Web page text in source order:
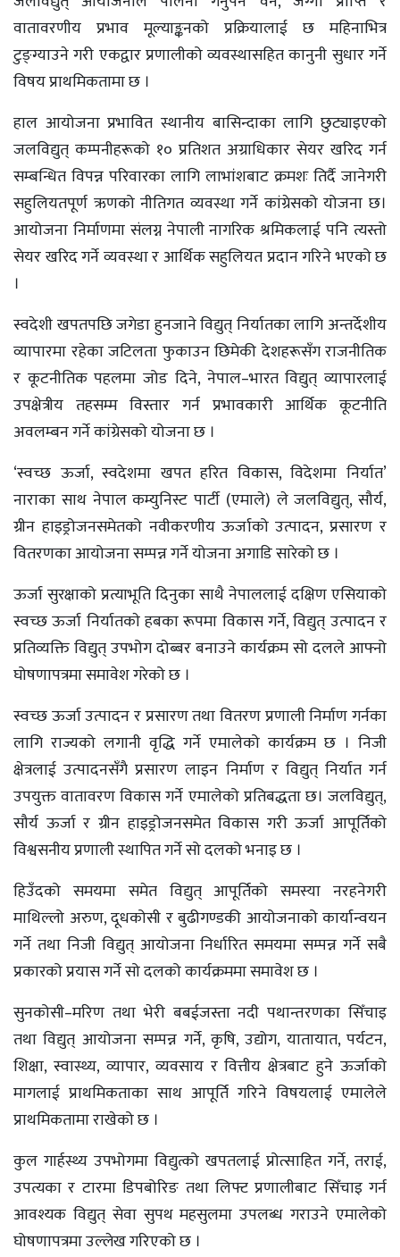
वातावरणीय प्रभाव मूल्याङ्कनको प्रक्रियालाई छ महिनाभित्र
टुङ्ग्याउने गरी एकद्वार प्रणालीको व्यवस्थासहित कानुनी सुधार गर्ने
विषय प्राथमिकतामा छ ।
हाल आयोजना प्रभावित स्थानीय बासिन्दाका लागि छुट्याइएको
जलविद्युत् कम्पनीहरूको १० प्रतिशत अग्राधिकार सेयर खरिद गर्न
सम्बन्धित विपन्न परिवारका लागि लाभांशबाट क्रमशः तिर्दै जानेगरी
सहुलियतपूर्ण ऋणको नीतिगत व्यवस्था गर्ने कांग्रेसको योजना छ।
आयोजना निर्माणमा संलग्न नेपाली नागरिक श्रमिकलाई पनि त्यस्तो
सेयर खरिद गर्ने व्यवस्था र आर्थिक सहुलियत प्रदान गरिने भएको छ
।
स्वदेशी खपतपछि जगेडा हुनजाने विद्युत् निर्यातका लागि अन्तर्देशीय
व्यापारमा रहेका जटिलता फुकाउन छिमेकी देशहरूसँग राजनीतिक
र कूटनीतिक पहलमा जोड दिने, नेपाल–भारत विद्युत् व्यापारलाई
उपक्षेत्रीय तहसम्म विस्तार गर्न प्रभावकारी आर्थिक कूटनीति
अवलम्बन गर्ने कांग्रेसको योजना छ ।
‘स्वच्छ ऊर्जा, स्वदेशमा खपत हरित विकास, विदेशमा निर्यात’
नाराका साथ नेपाल कम्युनिस्ट पार्टी (एमाले) ले जलविद्युत्, सौर्य,
ग्रीन हाइड्रोजनसमेतको नवीकरणीय ऊर्जाको उत्पादन, प्रसारण र
वितरणका आयोजना सम्पन्न गर्ने योजना अगाडि सारेको छ ।
ऊर्जा सुरक्षाको प्रत्याभूति दिनुका साथै नेपाललाई दक्षिण एसियाको
स्वच्छ ऊर्जा निर्यातकाे हबका रूपमा विकास गर्ने, विद्युत् उत्पादन र
प्रतिव्यक्ति विद्युत् उपभोग दोब्बर बनाउने कार्यक्रम सो दलले आफ्नो
घोषणापत्रमा समावेश गरेको छ ।
स्वच्छ ऊर्जा उत्पादन र प्रसारण तथा वितरण प्रणाली निर्माण गर्नका
लागि राज्यको लगानी वृद्धि गर्ने एमालेको कार्यक्रम छ । निजी
क्षेत्रलाई उत्पादनसँगै प्रसारण लाइन निर्माण र विद्युत् निर्यात गर्न
उपयुक्त वातावरण विकास गर्ने एमालेको प्रतिबद्धता छ। जलविद्युत्,
सौर्य ऊर्जा र ग्रीन हाइड्रोजनसमेत विकास गरी ऊर्जा आपूर्तिको
विश्वसनीय प्रणाली स्थापित गर्ने सो दलको भनाइ छ ।
हिउँदको समयमा समेत विद्युत् आपूर्तिको समस्या नरहनेगरी
माथिल्लो अरुण, दूधकोसी र बुढीगण्डकी आयोजनाको कार्यान्वयन
गर्ने तथा निजी विद्युत् आयोजना निर्धारित समयमा सम्पन्न गर्ने सबै
प्रकारको प्रयास गर्ने सो दलको कार्यक्रममा समावेश छ ।
सुनकोसी–मरिण तथा भेरी बबईजस्ता नदी पथान्तरणका सिँचाइ
तथा विद्युत् आयोजना सम्पन्न गर्ने, कृषि, उद्योग, यातायात, पर्यटन,
शिक्षा, स्वास्थ्य, व्यापार, व्यवसाय र वित्तीय क्षेत्रबाट हुने ऊर्जाको
मागलाई प्राथमिकताका साथ आपूर्ति गरिने विषयलाई एमालेले
प्राथमिकतामा राखेको छ ।
कुल गार्हस्थ्य उपभोगमा विद्युत्को खपतलाई प्रोत्साहित गर्ने, तराई,
उपत्यका र टारमा डिपबोरिङ तथा लिफ्ट प्रणालीबाट सिँचाइ गर्न
आवश्यक विद्युत् सेवा सुपथ महसुलमा उपलब्ध गराउने एमालेको
घोषणापत्रमा उल्लेख गरिएको छ ।